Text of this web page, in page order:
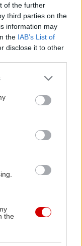
of the further
third parties on the
information may
the IAB’s List of
disclose it to other
or more Google
You may click to
party tags to
in below Google
the καταγωγής
Καλιφόρνια
τα κείμενα